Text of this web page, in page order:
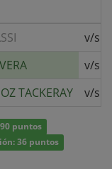
v/s
v/s
TACKERAY v/s
puntos
36 puntos